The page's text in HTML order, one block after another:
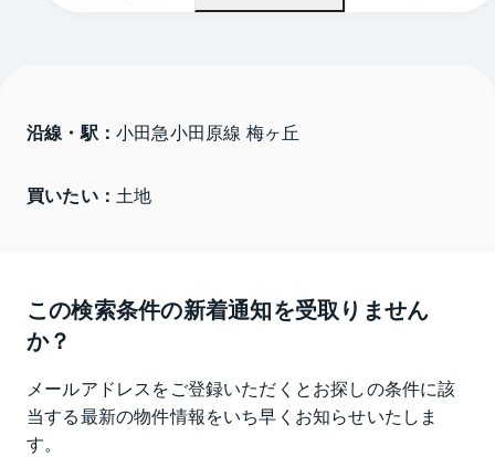
沿線・駅： 小田急小田原線 梅ヶ丘
買いたい： 土地
この検索条件の新着通知を受取りません
か？
メールアドレスをご登録いただくとお探しの条件に該
当する最新の物件情報をいち早くお知らせいたしま
す。